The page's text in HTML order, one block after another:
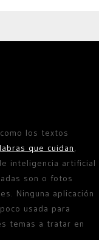
los textos
que cuidan,
inteligencia artificial
son o fotos
Ninguna aplicación
usada para
temas a tratar en